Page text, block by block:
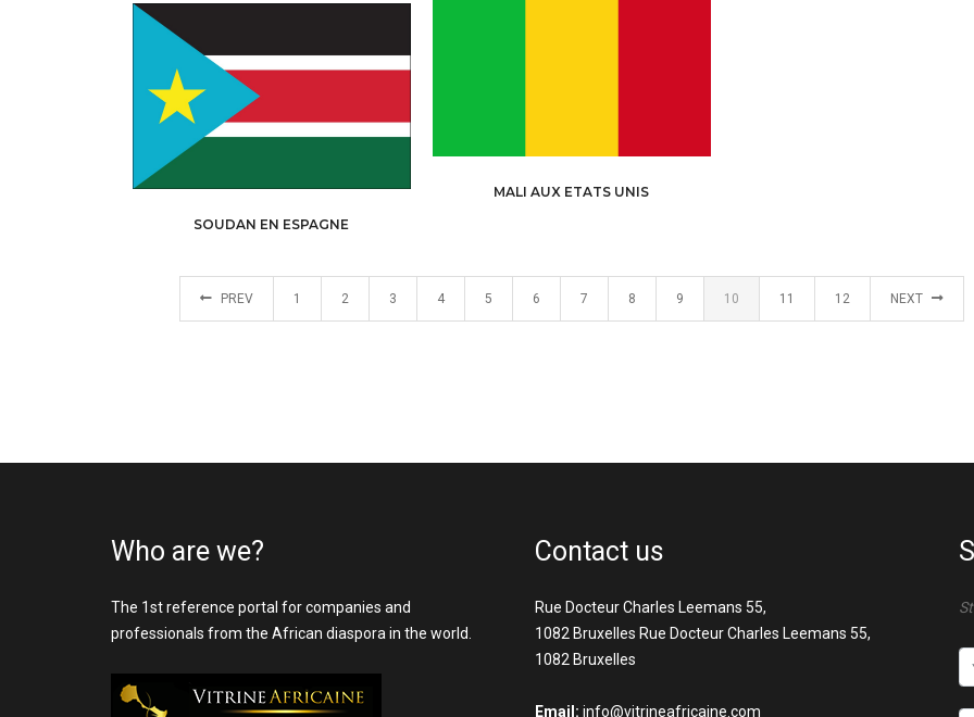
MALI AUX ETATS UNIS
SOUDAN EN ESPAGNE
PREV 1 2 3 4 5 6 7 8 9 10 11 12 NEXT
Who are we?
The 1st reference portal for companies and
professionals from the African diaspora in the world.
Contact us
Rue Docteur Charles Leemans 55,
1082 Bruxelles Rue Docteur Charles Leemans 55,
1082 Bruxelles
Email: info@vitrineafricaine.com